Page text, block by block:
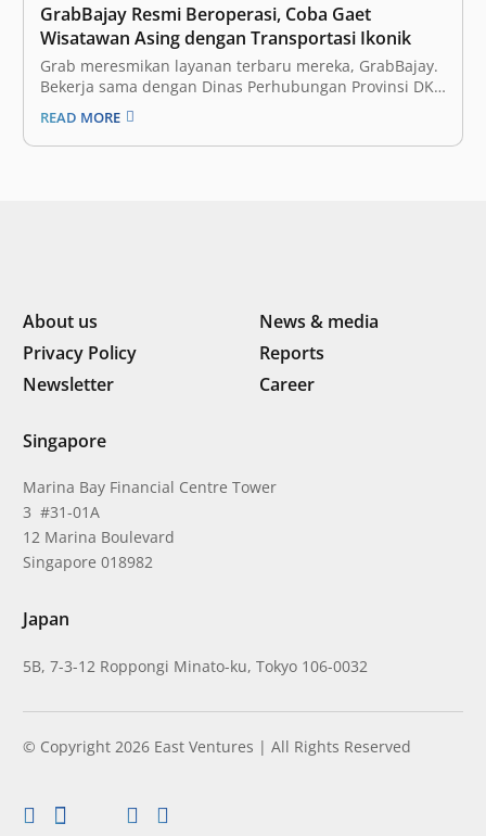
GrabBajay Resmi Beroperasi, Coba Gaet
Wisatawan Asing dengan Transportasi Ikonik
Grab meresmikan layanan terbaru mereka, GrabBajay.
Bekerja sama dengan Dinas Perhubungan Provinsi DKI
Jakarta, perusahaan on-demand yang berpusat di
Singapura ingin memberikan pengalaman berkendara
dengan kearifan lokal menggunakan bajaj, kendaraan
READ MORE
About us
News & media
Privacy Policy
Reports
Newsletter
Career
Singapore
Marina Bay Financial Centre Tower
3 #31-01A
12 Marina Boulevard
Singapore 018982
Japan
5B, 7-3-12 Roppongi Minato-ku, Tokyo 106-0032
© Copyright 2026 East Ventures | All Rights Reserved